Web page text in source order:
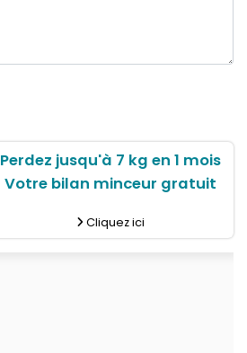
Perdez jusqu'à 7 kg en 1 mois
Votre bilan minceur gratuit
Cliquez ici